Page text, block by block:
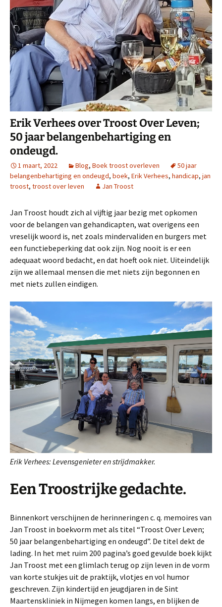
Erik Verhees over Troost Over Leven;
50 jaar belangenbehartiging en
ondeugd.
1 maart, 2022 Blog, Boek troost overleven
50 jaar
belangenbehartiging en ondeugd, boek, Erik Verhees, handicap, jan
troost, troost over leven Jan Troost
Jan Troost houdt zich al vijftig jaar bezig met opkomen
voor de belangen van gehandicapten, wat overigens een
vreselijk woord is, net zoals mindervaliden en burgers met
een functiebeperking dat ook zijn. Nog nooit is er een
adequaat woord bedacht, en dat hoeft ook niet. Uiteindelijk
zijn we allemaal mensen die met niets zijn begonnen en
met niets zullen eindigen.
Erik Verhees: Levensgenieter en strijdmakker.
Een Troostrijke gedachte.
Binnenkort verschijnen de herinneringen c. q. memoires van
Jan Troost in boekvorm met als titel “Troost Over Leven;
50 jaar belangenbehartiging en ondeugd”. De titel dekt de
lading. In het met ruim 200 pagina’s goed gevulde boek kijkt
Jan Troost met een glimlach terug op zijn leven in de vorm
van korte stukjes uit de praktijk, vlotjes en vol humor
geschreven. Zijn kindertijd en jeugdjaren in de Sint
Maartenskliniek in Nijmegen komen langs, en blijken de